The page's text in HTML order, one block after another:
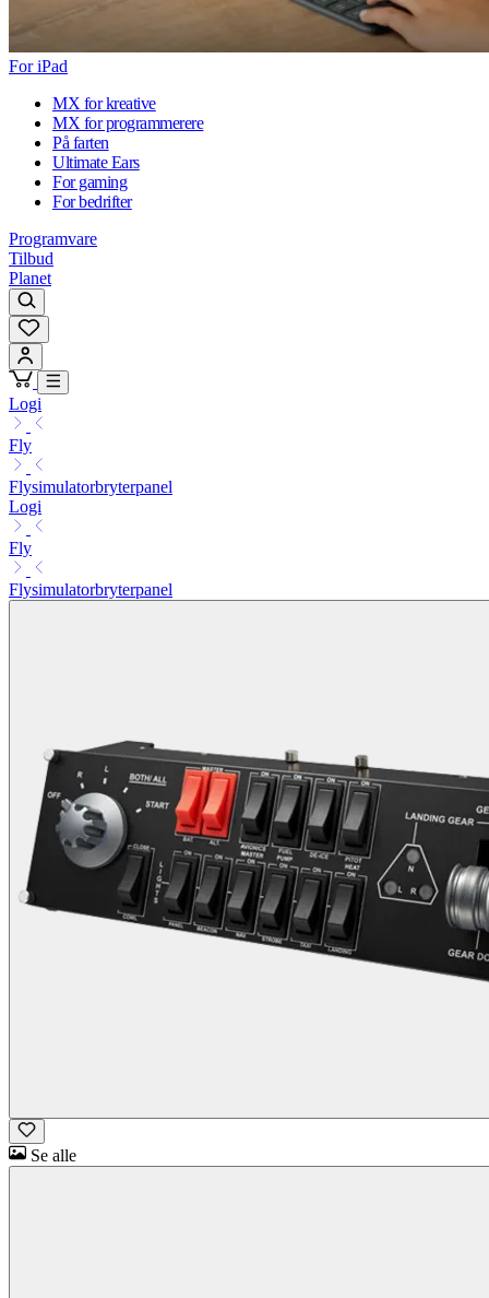
For iPad
MX for kreative
MX for programmerere
På farten
Ultimate Ears
For gaming
For bedrifter
Programvare
Tilbud
Planet
Logi
Fly
Flysimulatorbryterpanel
Logi
Fly
Flysimulatorbryterpanel
Se alle